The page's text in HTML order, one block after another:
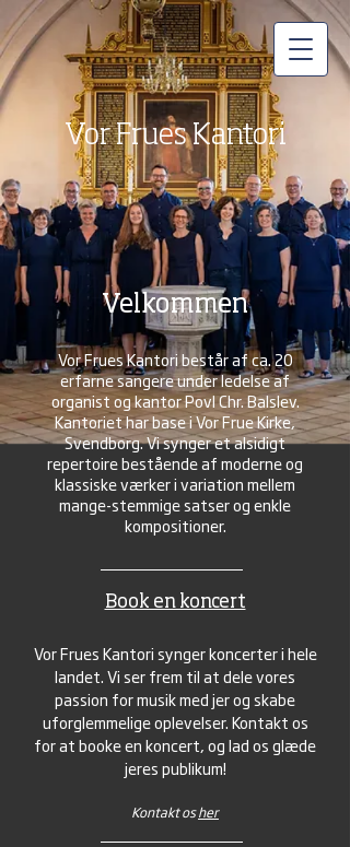
Vor Frues Kantori
Velkommen
Vor Frues Kantori består af ca. 20
erfarne sangere under ledelse af
organist og kantor Povl Chr. Balslev.
Kantoriet har base i Vor Frue Kirke,
Svendborg. Vi synger et alsidigt
repertoire bestående af moderne og
klassiske værker i variation mellem
mange-stemmige satser og enkle
kompositioner.
Book en koncert
Vor Frues Kantori synger koncerter i hele
landet. Vi ser frem til at dele vores
passion for musik med jer og skabe
uforglemmelige oplevelser. Kontakt os
for at booke en koncert, og lad os glæde
jeres publikum!​
Kontakt osher